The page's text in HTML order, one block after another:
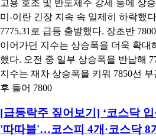
고용 호조 및 반도체주 강세 등에 상
미-이란 긴장 지속 속 일제히 하락했
7775.31로 급등 출발했다. 장초반
이어가던 지수는 상승폭을 더욱 확대
했다. 오전 중 일부 상승폭을 반납해
지수는 재차 상승폭을 키워 7850선
후 들어 7800
[급등락주 짚어보기] ‘코스닥
'따따블'…코스피 4개·코스닥 8